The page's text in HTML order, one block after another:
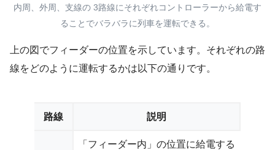
内周、外周、支線の 3路線にそれぞれコントローラーから給電す
ることでバラバラに列車を運転できる。
上の図でフィーダーの位置を示しています。それぞれの路
線をどのように運転するかは以下の通りです。
路線 説明
「フィーダー内」の位置に給電する